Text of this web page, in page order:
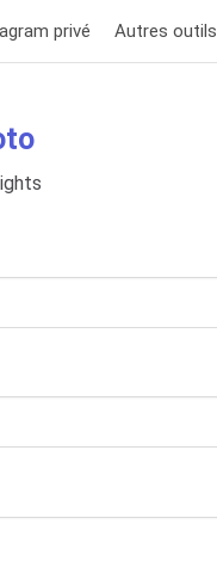
privé Autres outils